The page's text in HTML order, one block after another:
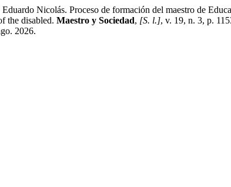
Nicolás. Proceso de formación del maestro de
the disabled. Maestro y Sociedad, [S. l.], v. 19, n. 3, p.
2026.